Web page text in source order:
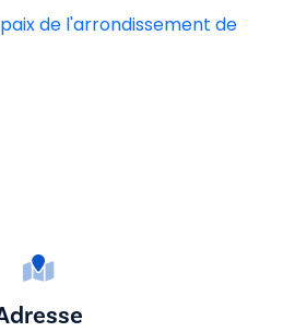
de l'arrondissement de